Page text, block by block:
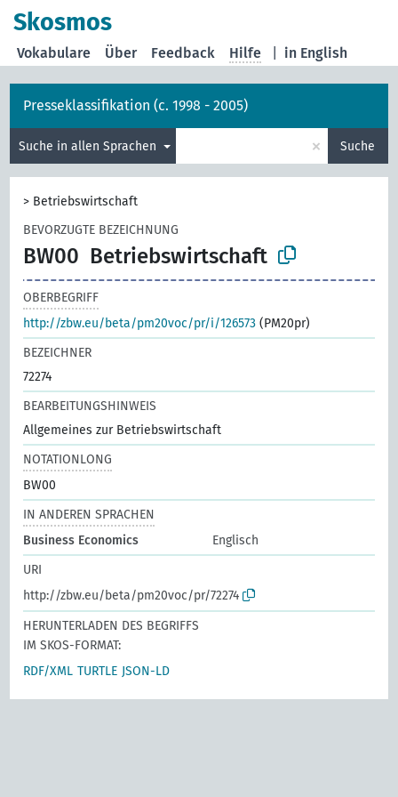
Skosmos
in English
Vokabulare Über Feedback Hilfe
Presseklassifikation (c. 1998 - 2005)
Suche in allen Sprachen × Suche
> Betriebswirtschaft
BEVORZUGTE BEZEICHNUNG
BW00 Betriebswirtschaft
OBERBEGRIFF
http://zbw.eu/beta/pm20voc/pr/i/126573 (PM20pr)
BEZEICHNER
72274
BEARBEITUNGSHINWEIS
Allgemeines zur Betriebswirtschaft
NOTATIONLONG
BW00
IN ANDEREN SPRACHEN
Business Economics
Englisch
URI
http://zbw.eu/beta/pm20voc/pr/72274
HERUNTERLADEN DES BEGRIFFS
IM SKOS-FORMAT:
RDF/XML TURTLE JSON-LD